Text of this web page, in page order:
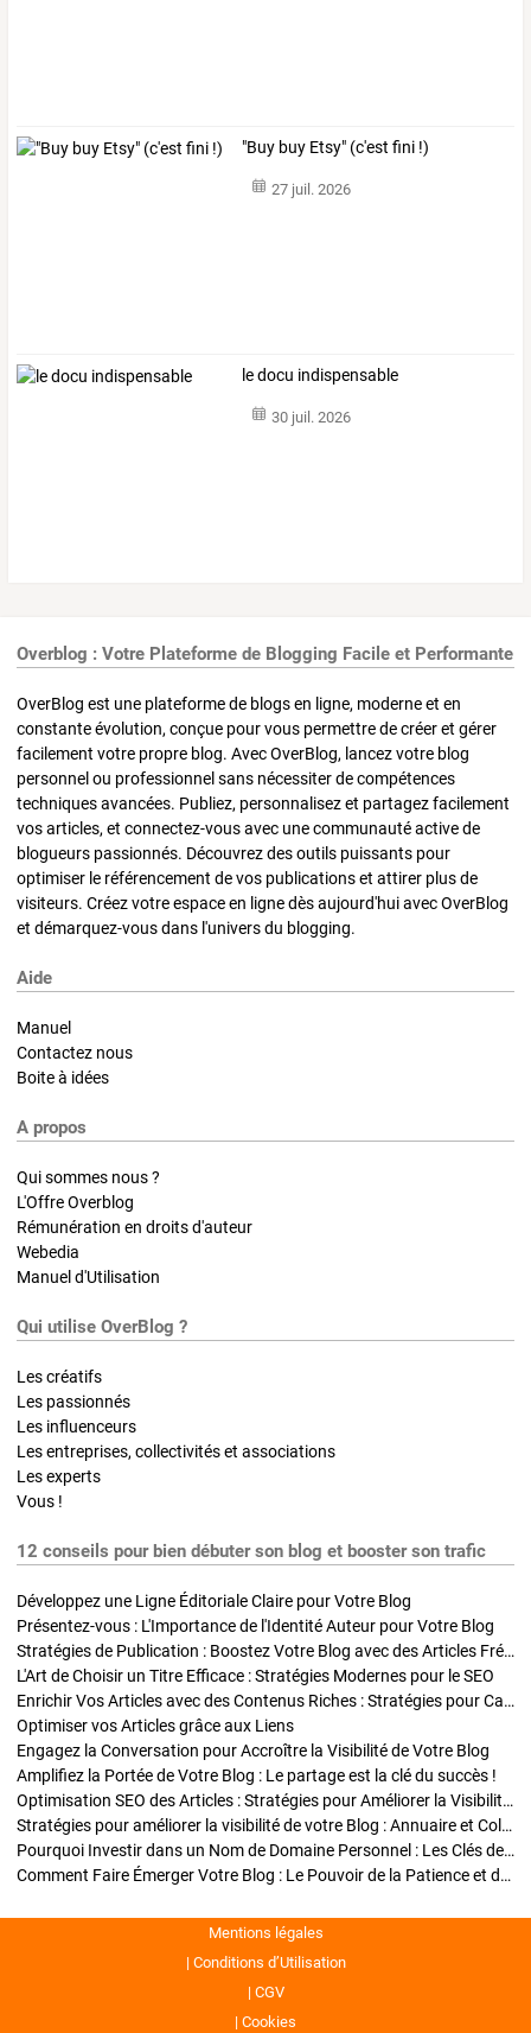
"Buy buy Etsy" (c'est fini !)
27 juil. 2026
le docu indispensable
30 juil. 2026
Overblog : Votre Plateforme de Blogging Facile et Performante
OverBlog est une plateforme de blogs en ligne, moderne et en
constante évolution, conçue pour vous permettre de créer et gérer
facilement votre propre blog. Avec OverBlog, lancez votre blog
personnel ou professionnel sans nécessiter de compétences
techniques avancées. Publiez, personnalisez et partagez facilement
vos articles, et connectez-vous avec une communauté active de
blogueurs passionnés. Découvrez des outils puissants pour
optimiser le référencement de vos publications et attirer plus de
visiteurs. Créez votre espace en ligne dès aujourd'hui avec OverBlog
et démarquez-vous dans l'univers du blogging.
Aide
Manuel
Contactez nous
Boite à idées
A propos
Qui sommes nous ?
L'Offre Overblog
Rémunération en droits d'auteur
Webedia
Manuel d'Utilisation
Qui utilise OverBlog ?
Les créatifs
Les passionnés
Les influenceurs
Les entreprises, collectivités et associations
Les experts
Vous !
12 conseils pour bien débuter son blog et booster son trafic
Développez une Ligne Éditoriale Claire pour Votre Blog
Présentez-vous : L'Importance de l'Identité Auteur pour Votre Blog
Stratégies de Publication : Boostez Votre Blog avec des Articles Fréquents et Exclusifs
L'Art de Choisir un Titre Efficace : Stratégies Modernes pour le SEO
Enrichir Vos Articles avec des Contenus Riches : Stratégies pour Captiver et Optimiser
Optimiser vos Articles grâce aux Liens
Engagez la Conversation pour Accroître la Visibilité de Votre Blog
Amplifiez la Portée de Votre Blog : Le partage est la clé du succès !
Optimisation SEO des Articles : Stratégies pour Améliorer la Visibilité de Votre Blog
Stratégies pour améliorer la visibilité de votre Blog : Annuaire et Collaborations
Pourquoi Investir dans un Nom de Domaine Personnel : Les Clés de la Réussite de Votre Blog
Comment Faire Émerger Votre Blog : Le Pouvoir de la Patience et de la Persévérance
Mentions légales
Conditions d’Utilisation
CGV
Cookies